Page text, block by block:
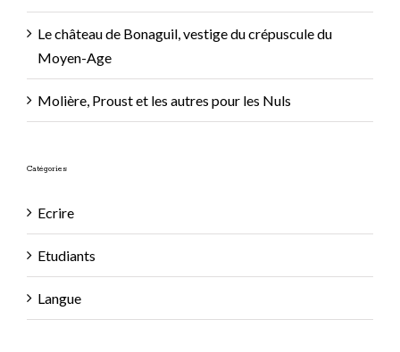
Le château de Bonaguil, vestige du crépuscule du
Moyen-Age
Molière, Proust et les autres pour les Nuls
Catégories
Ecrire
Etudiants
Langue